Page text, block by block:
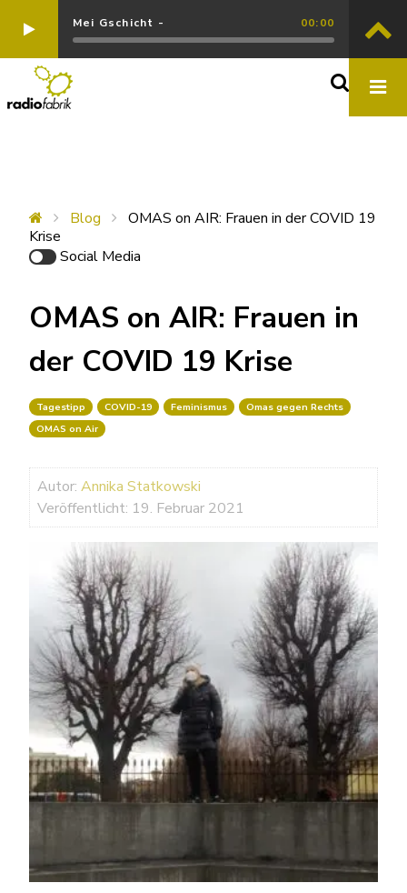
Mei Gschicht - 00:00
Blog
OMAS on AIR: Frauen in der COVID 19
Krise
Social Media
OMAS on AIR: Frauen in
der COVID 19 Krise
Tagestipp COVID-19 Feminismus
Omas gegen Rechts
OMAS on Air
Autor: Annika Statkowski
Veröffentlicht: 19. Februar 2021